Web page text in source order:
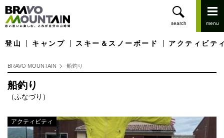
登山 キャンプ スキー＆スノーボード アクティビテ
BRAVO MOUNTAIN 船釣り
船釣り
（ふなづり）
アクティビティ